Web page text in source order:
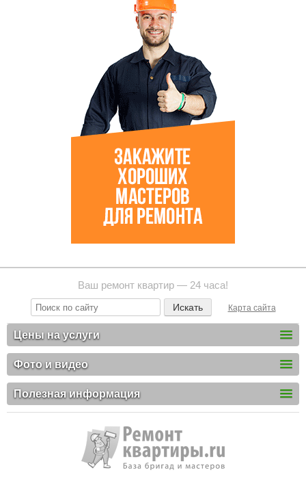
Ваш ремонт квартир — 24 часа!
Карта сайта
Цены на услуги
Фото и видео
Полезная информация